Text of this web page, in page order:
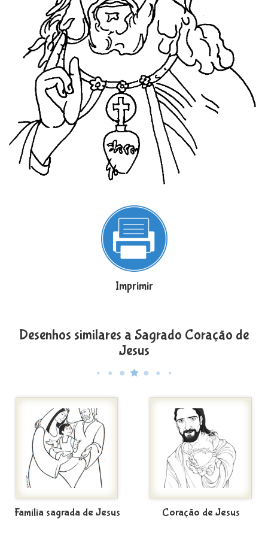
Imprimir
Desenhos similares a Sagrado Coração de
Jesus
Família sagrada de Jesus Coração de Jesus